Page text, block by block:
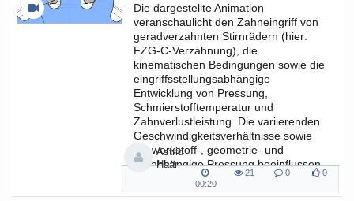
Die dargestellte Animation
veranschaulicht den Zahneingriff von
geradverzahnten Stirnrädern (hier:
FZG-C-Verzahnung), die
kinematischen Bedingungen sowie die
eingriffsstellungsabhängige
Entwicklung von Pressung,
Schmierstofftemperatur und
Zahnverlustleistung. Die variierenden
Geschwindigkeitsverhältnisse sowie
die werkstoff-, geometrie- und
lastabhängige Pressung beeinflussen
Astrid
Haar
00:20
00:20
21
views
0
Kommentare
0
likes